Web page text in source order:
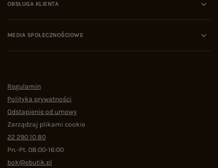
OBSŁUGA KLIENTA
MEDIA SPOŁECZNOŚCIOWE
Regulamin
Polityka prywatności
Odstąpienie od umowy
Zarządzaj plikami cookie
22 290 10 80
Pn.-Pt. 08:00-16:00
bok@ebutik.pl